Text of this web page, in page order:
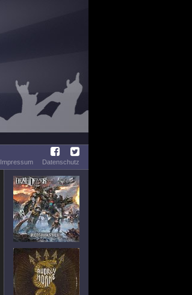
Impressum
Datenschutz